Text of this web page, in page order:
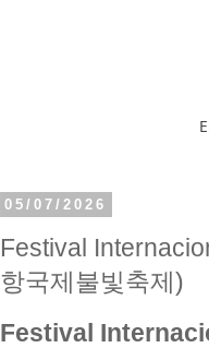
05/07/2026
Festival
항국제불빛축제)
Festival